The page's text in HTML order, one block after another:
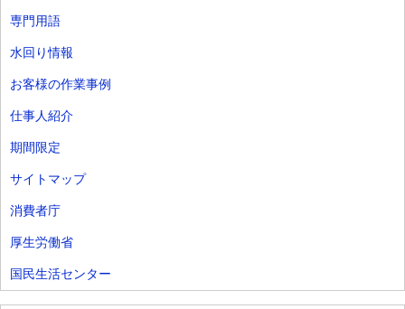
専門用語
水回り情報
お客様の作業事例
仕事人紹介
期間限定
サイトマップ
消費者庁
厚生労働省
国民生活センター